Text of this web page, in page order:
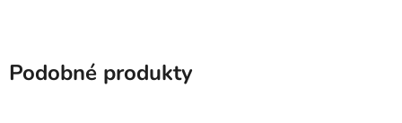
Podobné produkty